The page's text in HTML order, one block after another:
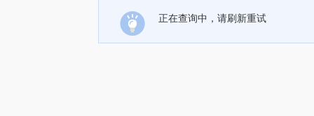
正在查询中，请刷新重试